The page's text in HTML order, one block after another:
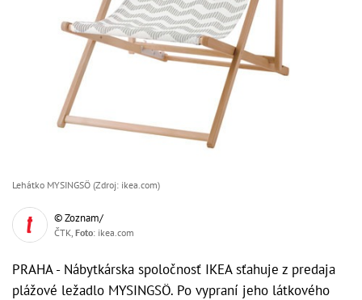
Lehátko MYSINGSÖ (Zdroj: ikea.com)
© Zoznam/
ČTK, Foto: ikea.com
PRAHA - Nábytkárska spoločnosť IKEA sťahuje z predaja
plážové ležadlo MYSINGSÖ. Po vypraní jeho látkového